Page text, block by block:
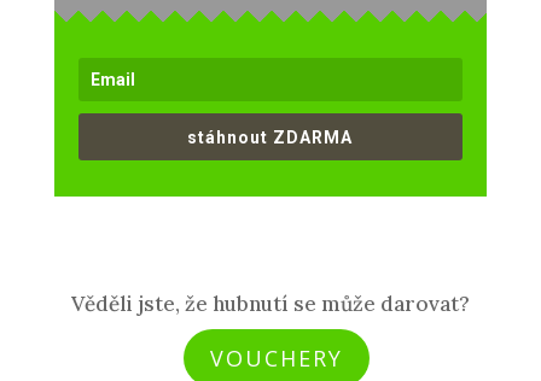
stáhnout ZDARMA
Věděli jste, že hubnutí se může darovat?
VOUCHERY